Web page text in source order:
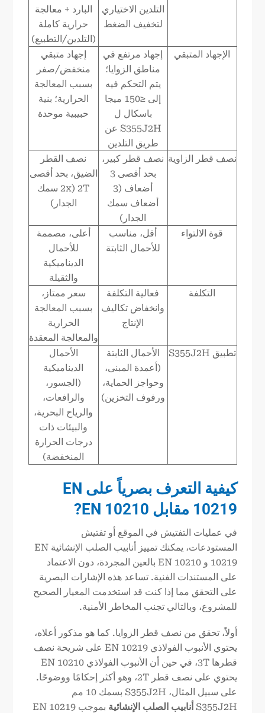
التلدين الاختياري
لتخفيف الضغط
البارد + معالجة
حرارية كاملة
(التلدين/التطبيع)
الإجهاد المتبقي
إجهاد مرتفع في
مناطق الزوايا؛
يتم التحكم فيه
إلى ≤150 ميجا
باسكال ل
S355J2H عن
طريق التلدين
إجهاد متبقي
منخفض/صفر
بسبب المعالجة
الحرارية؛ بنية
حبيبية موحدة
نصف قطر الزاوية نصف قطر كبير،
بحد أقصى 3
أضعاف (3
أضعاف سمك
الجدار)
نصف القطر
الضيق، بحد أقصى
2T (2x سمك
الجدار)
قوة الالتواء
أقل، مناسب
للأحمال الثابتة
أعلى، مصممة
للأحمال
الديناميكية
والثقيلة
التكلفة
فعالية التكلفة
وانخفاض تكاليف
الإنتاج
سعر ممتاز،
بسبب المعالجة
الحرارية
والمعالجة المعقدة
تطبيق S355J2H
الأحمال الثابتة
(أعمدة المبنى،
وحواجز الحماية،
ورفوف التخزين)
الأحمال
الديناميكية
(الجسور،
والرافعات،
والرياح البحرية،
والبيئات ذات
درجات الحرارة
المنخفضة)
كيفية التعرف بصرياً على EN
10219 مقابل EN 10210
?
في عمليات التفتيش في الموقع أو تفتيش
المستودعات، يمكنك تمييز أنابيب الصلب الإنشائية EN
10219 و EN 10210 بالعين المجردة، دون الاعتماد
على المستندات الفنية. تساعد هذه الإشارات البصرية
على التحقق مما إذا كنت قد استخدمت المعيار الصحيح
للمشروع، وبالتالي تجنب المخاطر الأمنية.
أولاً، تحقق من نصف قطر الزوايا. كما هو مذكور أعلاه،
يحتوي الأنبوب الفولاذي EN 10219 على شريحة نصف
قطرها 3T، في حين أن الأنبوب الفولاذي EN 10210
يحتوي على نصف قطر 2T، وهو أكثر إحكامًا ووضوحًا.
على سبيل المثال، S355J2H بسمك 10 مم
S355J2H أنابيب الصلب الإنشائية
بموجب EN 10219